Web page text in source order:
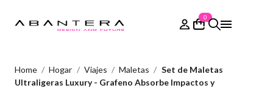
0
Home Hogar Viajes Maletas
Set de Maletas
Ultraligeras Luxury - Grafeno Absorbe Impactos y